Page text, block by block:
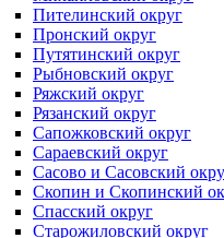
Пителинский округ
Пронский округ
Путятинский округ
Рыбновский округ
Ряжский округ
Рязанский округ
Сапожковский округ
Сараевский округ
Сасово и Сасовский
Скопин и Скопинский
Спасский округ
Старожиловский округ